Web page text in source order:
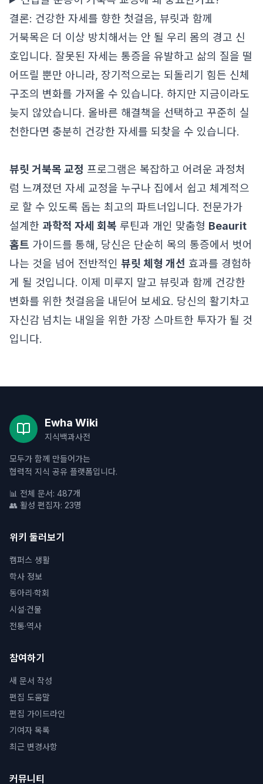
결론: 건강한 자세를 향한 첫걸음, 뷰릿과 함께
거북목은 더 이상 방치해서는 안 될 우리 몸의 경고 신
호입니다. 잘못된 자세는 통증을 유발하고 삶의 질을 떨
어뜨릴 뿐만 아니라, 장기적으로는 되돌리기 힘든 신체
구조의 변화를 가져올 수 있습니다. 하지만 지금이라도
늦지 않았습니다. 올바른 해결책을 선택하고 꾸준히 실
천한다면 충분히 건강한 자세를 되찾을 수 있습니다.
뷰릿 거북목 교정 프로그램은 복잡하고 어려운 과정처
럼 느껴졌던 자세 교정을 누구나 집에서 쉽고 체계적으
로 할 수 있도록 돕는 최고의 파트너입니다. 전문가가
설계한 과학적 자세 회복 루틴과 개인 맞춤형 Beaurit
홈트 가이드를 통해, 당신은 단순히 목의 통증에서 벗어
나는 것을 넘어 전반적인 뷰릿 체형 개선 효과를 경험하
게 될 것입니다. 이제 미루지 말고 뷰릿과 함께 건강한
변화를 위한 첫걸음을 내딛어 보세요. 당신의 활기차고
자신감 넘치는 내일을 위한 가장 스마트한 투자가 될 것
입니다.
Ewha Wiki
지식백과사전
모두가 함께 만들어가는
협력적 지식 공유 플랫폼입니다.
📊 전체 문서: 487개
👥 활성 편집자: 23명
위키 둘러보기
캠퍼스 생활
학사 정보
동아리·학회
시설·건물
전통·역사
참여하기
새 문서 작성
편집 도움말
편집 가이드라인
기여자 목록
최근 변경사항
커뮤니티